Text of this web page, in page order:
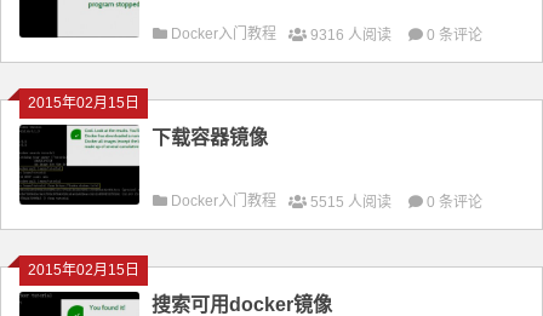
Docker入门教程 9316 人阅读 0 条评论
2015年02月15日
下载容器镜像
Docker入门教程 5515 人阅读 0 条评论
2015年02月15日
搜索可用docker镜像